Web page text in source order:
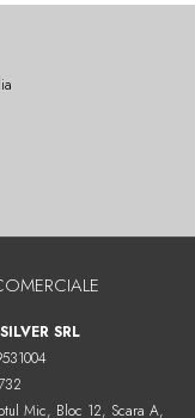
SRL
Mic, Bloc 12, Scara A,